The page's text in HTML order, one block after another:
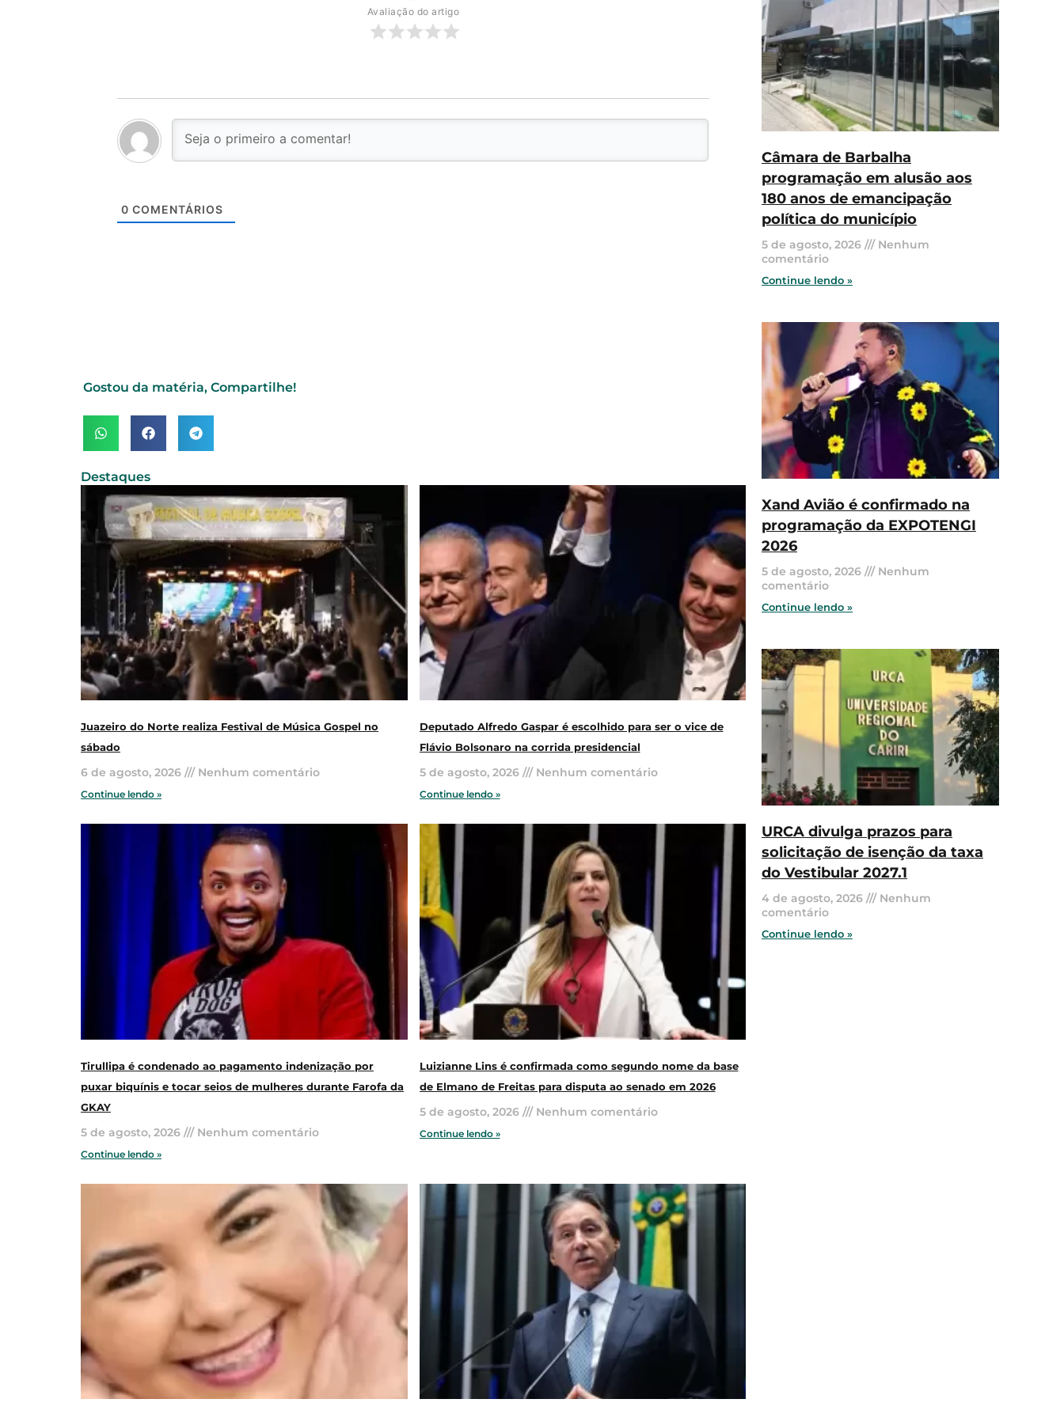
Avaliação do artigo
0 COMENTÁRIOS
Gostou da matéria, Compartilhe!
Destaques
Juazeiro do Norte realiza Festival de Música Gospel no
sábado
6 de agosto, 2026 Nenhum comentário
Continue lendo »
Deputado Alfredo Gaspar é escolhido para ser o vice de
Flávio Bolsonaro na corrida presidencial
5 de agosto, 2026 Nenhum comentário
Continue lendo »
Tirullipa é condenado ao pagamento indenização por
puxar biquínis e tocar seios de mulheres durante Farofa da
GKAY
5 de agosto, 2026 Nenhum comentário
Continue lendo »
Luizianne Lins é confirmada como segundo nome da base
de Elmano de Freitas para disputa ao senado em 2026
5 de agosto, 2026 Nenhum comentário
Continue lendo »
Câmara de Barbalha
programação em alusão aos
180 anos de emancipação
política do município
5 de agosto, 2026
Nenhum
comentário
Continue lendo »
Xand Avião é confirmado na
programação da EXPOTENGI
2026
5 de agosto, 2026
Nenhum
comentário
Continue lendo »
URCA divulga prazos para
solicitação de isenção da taxa
do Vestibular 2027.1
4 de agosto, 2026
Nenhum
comentário
Continue lendo »